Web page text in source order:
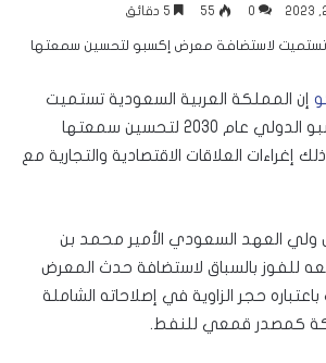
0
55
إن المملكة العربية السعودية تستميت
لاستضافة معرض إكسبو الدولي عام 2030 لتحسين سمعتها
العلاقات الاقتصادية والتجارية مع
العهد السعودي الأمير محمد بن
للفوز بالسباق لاستضافة حدث المعرض
الجذاب باعتباره حجر الزاوية في إصلاحاته الشاملة
كمصدر قمعي للنفط.